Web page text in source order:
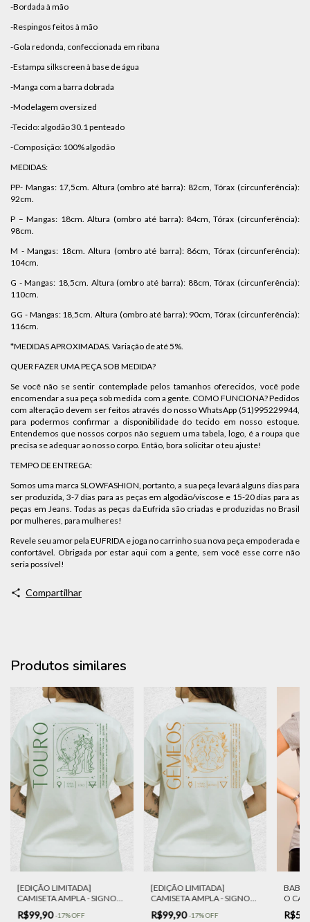
-Bordada à mão
-Respingos feitos à mão
-Gola redonda, confeccionada em ribana
-Estampa silkscreen à base de água
-Manga com a barra dobrada
-Modelagem oversized
-Tecido: algodão 30.1 penteado
-Composição: 100% algodão
MEDIDAS:
PP- Mangas: 17,5cm. Altura (ombro até barra): 82cm, Tórax (circunferência):
92cm.
P – Mangas: 18cm. Altura (ombro até barra): 84cm, Tórax (circunferência):
98cm.
M - Mangas: 18cm. Altura (ombro até barra): 86cm, Tórax (circunferência):
104cm.
G - Mangas: 18,5cm. Altura (ombro até barra): 88cm, Tórax (circunferência):
110cm.
GG - Mangas: 18,5cm. Altura (ombro até barra): 90cm, Tórax (circunferência):
116cm.
*MEDIDAS APROXIMADAS. Variação de até 5%.
QUER FAZER UMA PEÇA SOB MEDIDA?
Se você não se sentir contemplade pelos tamanhos oferecidos, você pode
encomendar a sua peça sob medida com a gente. COMO FUNCIONA? Pedidos
com alteração devem ser feitos através do nosso WhatsApp (51)995229944,
para podermos confirmar a disponibilidade do tecido em nosso estoque.
Entendemos que nossos corpos não seguem uma tabela, logo, é a roupa que
precisa se adequar ao nosso corpo. Então, bora solicitar o teu ajuste!
TEMPO DE ENTREGA:
Somos uma marca SLOWFASHION, portanto, a sua peça levará alguns dias para
ser produzida, 3-7 dias para as peças em algodão/viscose e 15-20 dias para as
peças em Jeans. Todas as peças da Eufrida são criadas e produzidas no Brasil
por mulheres, para mulheres!
Revele seu amor pela EUFRIDA e joga no carrinho sua nova peça empoderada e
confortável. Obrigada por estar aqui com a gente, sem você esse corre não
seria possível!
Compartilhar
Produtos similares
[EDIÇÃO LIMITADA]
CAMISETA AMPLA - SIGNO
TOURO
R$99,90-17%OFF
[EDIÇÃO LIMITADA]
CAMISETA AMPLA - SIGNO
GÊMEOS
R$99,90-17%OFF
BABY
O